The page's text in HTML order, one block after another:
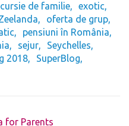
de familie
exotic
oferta de grup
pensiuni în România
sejur
Seychelles
2018
SuperBlog